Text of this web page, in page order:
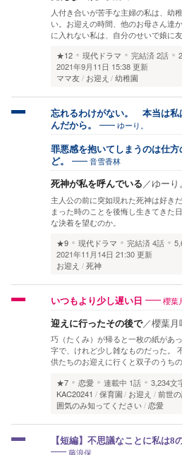
人付き合いが苦手な主婦の私は、幼
い。お迎えの時間、他のお母さん達
に入れない私は、自分のせいで娘に
★12
現代ドラマ 完結済2話
2021年9月11日 15:38 更新
ママ友
お迎え 幼稚園
忘れるわけがない。 本当は私
んだから。
ゆーり。
罪悪感を抱いてしまうのは仕
ど。
音雪香林
死神が私を呼んでいる／ゆーり。
主人公の前に突如現れた死神は好き
まった時のことを後悔し生きてきた
な決着を望むのか。
★9
現代ドラマ 完結済4話
2021年11月14日 21:30 更新
お迎え
死神
いつもより少し遅い日 櫻葉
迎えに行ったその後で／櫻葉月
巧（たくみ）が帰ると一枚の紙があ
字で、けれど少し雑なものだった。
供たちのお迎えに行くと双子のうち
★7
恋愛 連載中 1話 3,234文
KAC20241
保育園 お迎え 前世
囲気のみ知ってください 恋愛
【短編】不思議なことに私は8
藤浪保